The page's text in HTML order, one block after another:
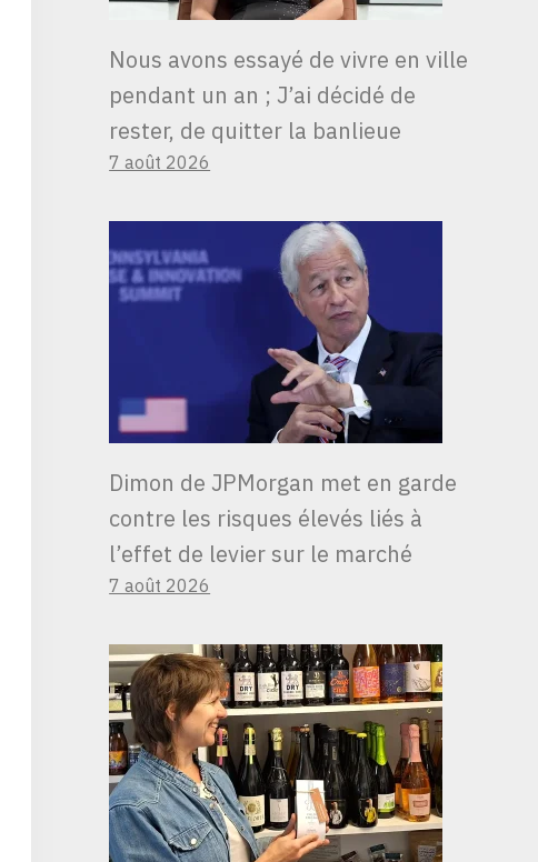
Nous avons essayé de vivre en ville
pendant un an ; J’ai décidé de
rester, de quitter la banlieue
7 août 2026
Dimon de JPMorgan met en garde
contre les risques élevés liés à
l’effet de levier sur le marché
7 août 2026